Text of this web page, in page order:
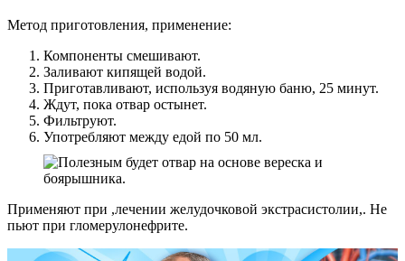
Метод приготовления, применение:
Компоненты смешивают.
Заливают кипящей водой.
Приготавливают, используя водяную баню, 25 минут.
Ждут, пока отвар остынет.
Фильтруют.
Употребляют между едой по 50 мл.
Применяют при ,лечении желудочковой экстрасистолии,. Не
пьют при гломерулонефрите.